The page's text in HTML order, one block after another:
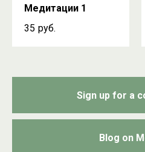
Медитации 1
35 руб.
Sign up for a
Blog on